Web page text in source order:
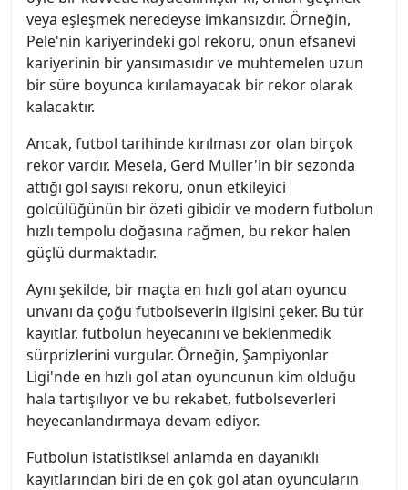
veya eşleşmek neredeyse imkansızdır. Örneğin,
Pele'nin kariyerindeki gol rekoru, onun efsanevi
kariyerinin bir yansımasıdır ve muhtemelen uzun
bir süre boyunca kırılamayacak bir rekor olarak
kalacaktır.
Ancak, futbol tarihinde kırılması zor olan birçok
rekor vardır. Mesela, Gerd Muller'in bir sezonda
attığı gol sayısı rekoru, onun etkileyici
golcülüğünün bir özeti gibidir ve modern futbolun
hızlı tempolu doğasına rağmen, bu rekor halen
güçlü durmaktadır.
Aynı şekilde, bir maçta en hızlı gol atan oyuncu
unvanı da çoğu futbolseverin ilgisini çeker. Bu tür
kayıtlar, futbolun heyecanını ve beklenmedik
sürprizlerini vurgular. Örneğin, Şampiyonlar
Ligi'nde en hızlı gol atan oyuncunun kim olduğu
hala tartışılıyor ve bu rekabet, futbolseverleri
heyecanlandırmaya devam ediyor.
Futbolun istatistiksel anlamda en dayanıklı
kayıtlarından biri de en çok gol atan oyuncuların